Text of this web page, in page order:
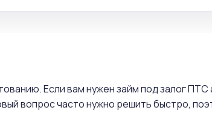
Если вам нужен займ под залог
вопрос часто нужно решить быстро,